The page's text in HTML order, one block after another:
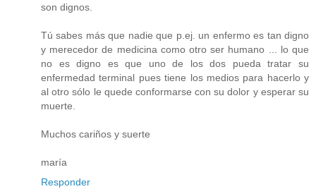
son dignos.
Tú sabes más que nadie que p.ej. un enfermo es tan digno
y merecedor de medicina como otro ser humano ... lo que
no es digno es que uno de los dos pueda tratar su
enfermedad terminal pues tiene los medios para hacerlo y
al otro sólo le quede conformarse con su dolor y esperar su
muerte.
Muchos cariños y suerte
maría
Responder